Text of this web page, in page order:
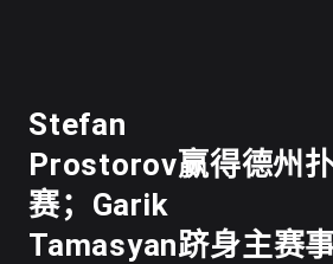
Stefan
Prostorov赢得德州
赛；Garik
Tamasyan跻身主赛